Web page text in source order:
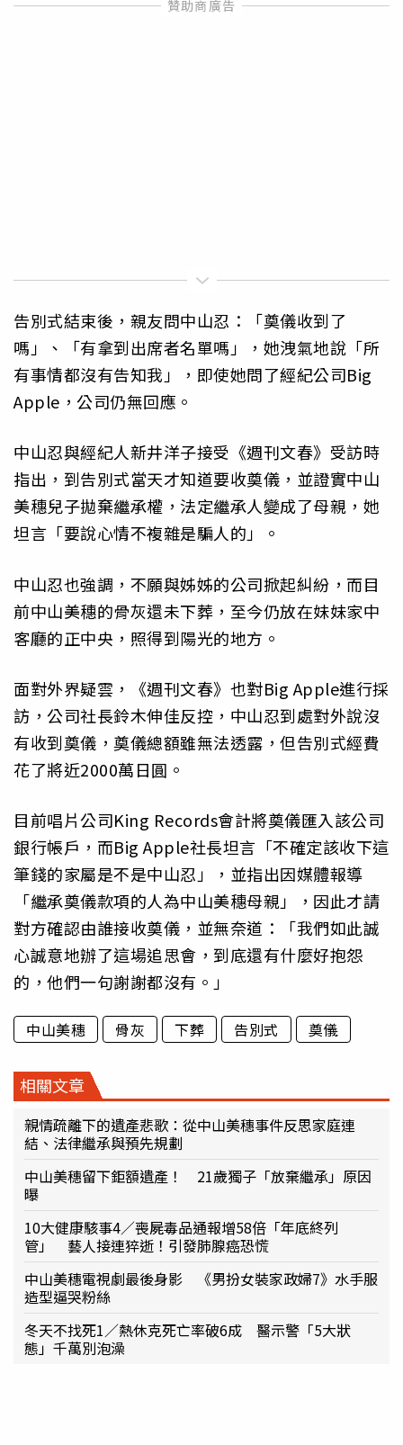
告別式結束後，親友問中山忍：「奠儀收到了
嗎」、「有拿到出席者名單嗎」，她洩氣地說「所
有事情都沒有告知我」，即使她問了經紀公司Big
Apple，公司仍無回應。
中山忍與經紀人新井洋子接受《週刊文春》受訪時
指出，到告別式當天才知道要收奠儀，並證實中山
美穗兒子拋棄繼承權，法定繼承人變成了母親，她
坦言「要說心情不複雜是騙人的」。
中山忍也強調，不願與姊姊的公司掀起糾紛，而目
前中山美穗的骨灰還未下葬，至今仍放在妹妹家中
客廳的正中央，照得到陽光的地方。
面對外界疑雲，《週刊文春》也對Big Apple進行採
訪，公司社長鈴木伸佳反控，中山忍到處對外說沒
有收到奠儀，奠儀總額雖無法透露，但告別式經費
花了將近2000萬日圓。
目前唱片公司King Records會計將奠儀匯入該公司
銀行帳戶，而Big Apple社長坦言「不確定該收下這
筆錢的家屬是不是中山忍」，並指出因媒體報導
「繼承奠儀款項的人為中山美穗母親」，因此才請
對方確認由誰接收奠儀，並無奈道：「我們如此誠
心誠意地辦了這場追思會，到底還有什麼好抱怨
的，他們一句謝謝都沒有。」
中山美穗 骨灰 下葬 告別式 奠儀
相關文章
親情疏離下的遺產悲歌：從中山美穗事件反思家庭連
結、法律繼承與預先規劃
中山美穗留下鉅額遺產！ 21歲獨子「放棄繼承」原因
曝
10大健康駭事4／喪屍毒品通報增58倍「年底終列
管」 藝人接連猝逝！引發肺腺癌恐慌
中山美穗電視劇最後身影 《男扮女裝家政婦7》水手服
造型逼哭粉絲
冬天不找死1／熱休克死亡率破6成 醫示警「5大狀
態」千萬別泡澡